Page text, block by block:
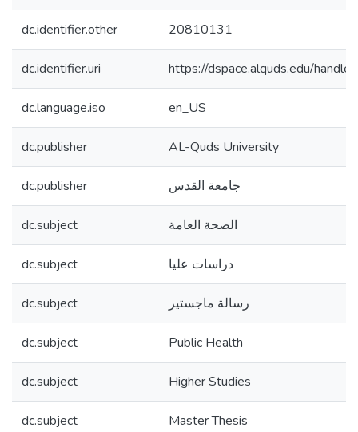
dc.identifier.other 20810131
dc.identifier.uri https://dspace.alquds.edu/
dc.language.iso en_US
dc.publisher AL-Quds University
dc.publisher جامعة القدس
dc.subject الصحة العامة
dc.subject دراسات عليا
dc.subject رسالة ماجستير
dc.subject Public Health
dc.subject Higher Studies
dc.subject Master Thesis